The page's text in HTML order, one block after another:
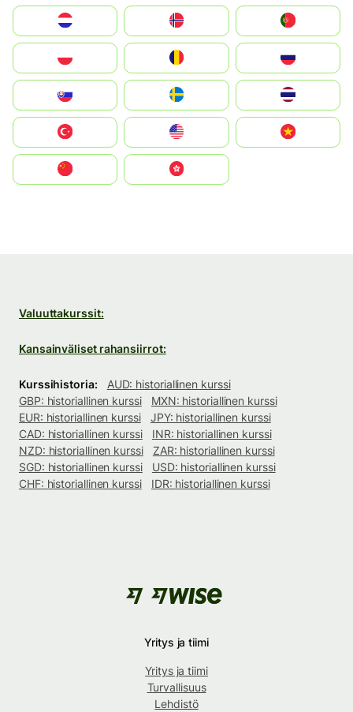
United States
中國香港特別行政區
Valuuttakurssit:
Kansainväliset rahansiirrot:
Kurssihistoria:
AUD: historiallinen kurssi
GBP: historiallinen kurssi
MXN: historiallinen kurssi
EUR: historiallinen kurssi
JPY: historiallinen kurssi
CAD: historiallinen kurssi
INR: historiallinen kurssi
NZD: historiallinen kurssi
ZAR: historiallinen kurssi
SGD: historiallinen kurssi
USD: historiallinen kurssi
CHF: historiallinen kurssi
IDR: historiallinen kurssi
Yritys ja tiimi
Yritys ja tiimi
Turvallisuus
Lehdistö